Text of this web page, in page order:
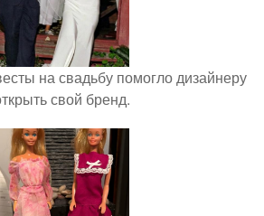
на свадьбу помогло дизайнеру
свой бренд.